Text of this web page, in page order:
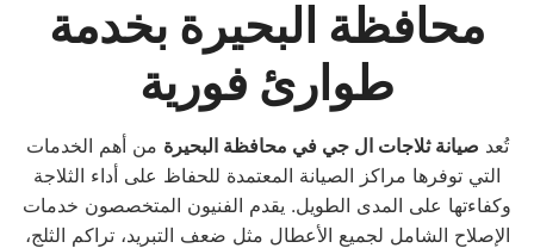
محافظة البحيرة بخدمة
طوارئ فورية
تُعد صيانة ثلاجات ال جي في محافظة البحيرة من أهم الخدمات
التي توفرها مراكز الصيانة المعتمدة للحفاظ على أداء الثلاجة
وكفاءتها على المدى الطويل. يقدم الفنيون المتخصصون خدمات
الإصلاح الشامل لجميع الأعطال مثل ضعف التبريد، تراكم الثلج،